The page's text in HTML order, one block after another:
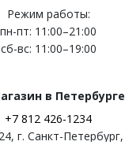
Режим работы:
пн-пт: 11:00–21:00
сб-вс: 11:00–19:00
в Петербурге
+7 812 426-1234
, г. Санкт-Петербург,